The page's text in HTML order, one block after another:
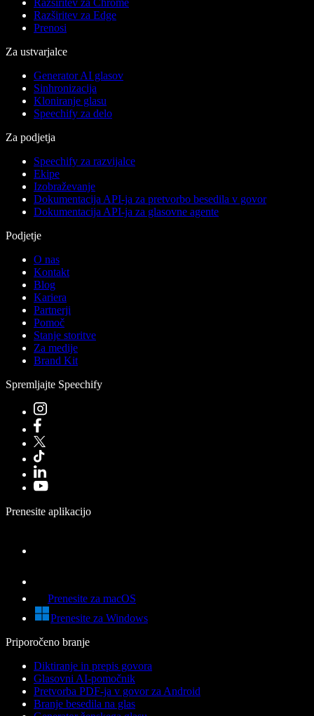
Razširitev za Edge
Prenosi
Za ustvarjalce
Generator AI glasov
Sinhronizacija
Kloniranje glasu
Speechify za delo
Za podjetja
Speechify za razvijalce
Ekipe
Izobraževanje
Dokumentacija API-ja za pretvorbo besedila v govor
Dokumentacija API-ja za glasovne agente
Podjetje
O nas
Kontakt
Blog
Kariera
Partnerji
Pomoč
Stanje storitve
Za medije
Brand Kit
Spremljajte Speechify
Prenesite aplikacijo
Prenesite za macOS
Prenesite za Windows
Priporočeno branje
Diktiranje in prepis govora
Glasovni AI-pomočnik
Pretvorba PDF-ja v govor za Android
Branje besedila na glas